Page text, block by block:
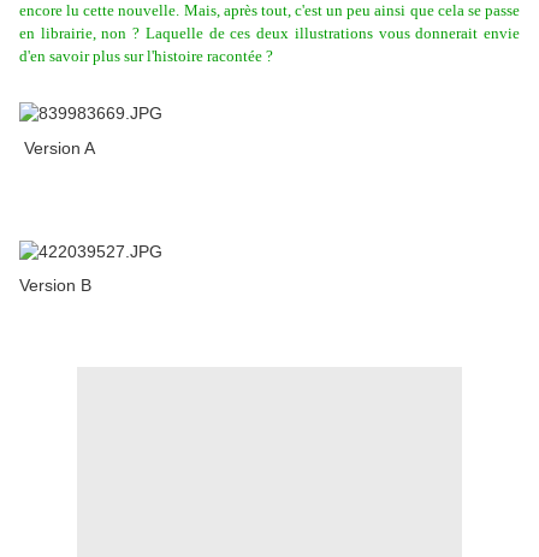
encore lu cette nouvelle. Mais, après tout, c'est un peu ainsi que cela se passe
en librairie, non ? Laquelle de ces deux illustrations vous donnerait envie
d'en savoir plus sur l'histoire racontée ?
Version A
Version B